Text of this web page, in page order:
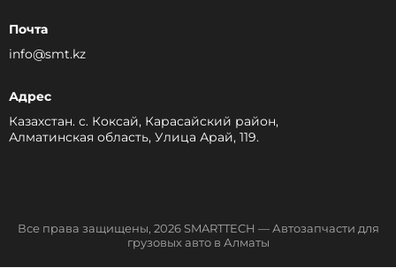
Почта
info@smt.kz
Адрес
Казахстан. с. Коксай, Карасайский район,
Алматинская область, Улица Арай, 119.
Все права защищены, 2026 SMARTTECH — Автозапчасти для
грузовых авто в Алматы